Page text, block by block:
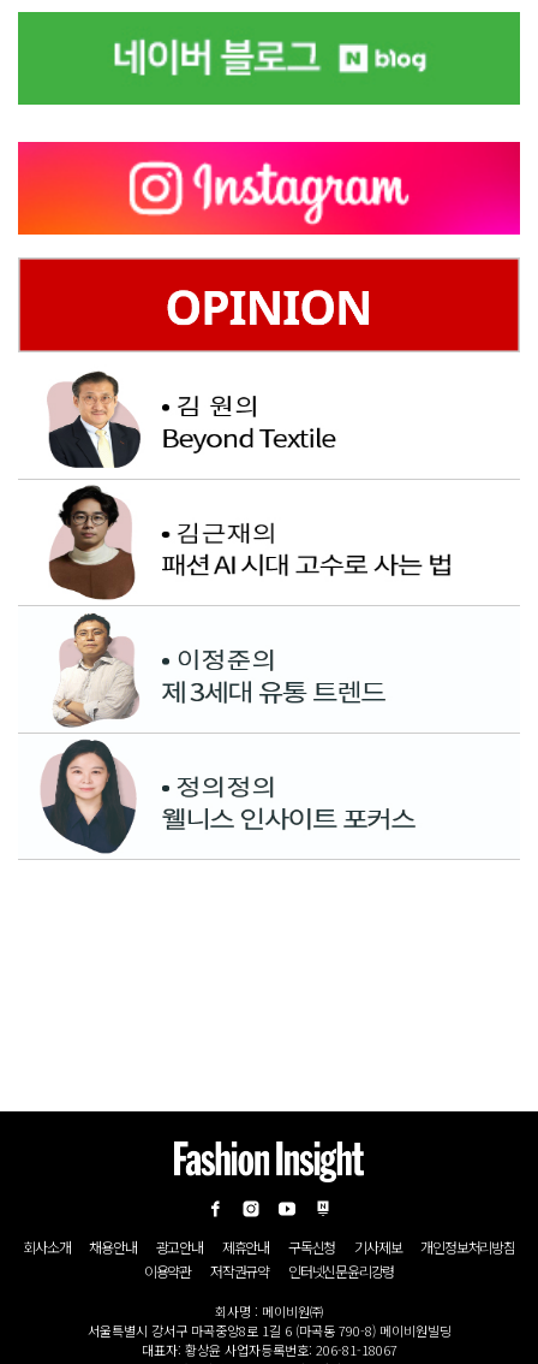
회사소개 채용안내 광고안내 제휴안내 구독신청 기사제보
개인정보처리방침
이용약관
저작권규약 인터넷신문윤리강령
회사명 : 메이비원㈜
서울특별시 강서구 마곡중앙8로 1길 6 (마곡동 790-8) 메이비원빌딩
대표자: 황상윤 사업자등록번호: 206-81-18067